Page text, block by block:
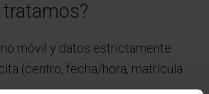
móvil y datos estrictamente
(centro, fecha/hora, matrícula